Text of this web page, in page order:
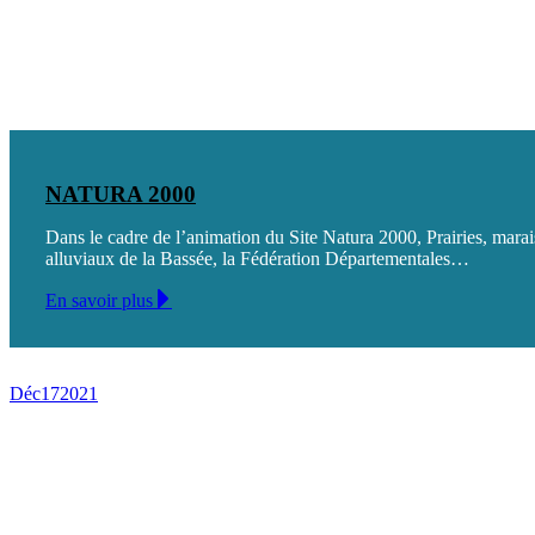
NATURA 2000
Dans le cadre de l’animation du Site Natura 2000, Prairies,
alluviaux de la Bassée, la Fédération Départementales…
En savoir plus
Déc172021